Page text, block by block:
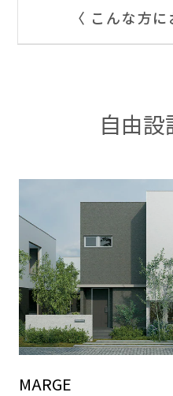
〈 こんな方
自由
MARGE